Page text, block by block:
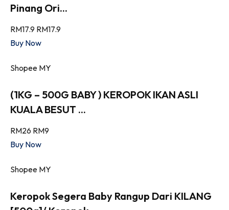
Pinang Ori...
RM17.9 RM17.9
Buy Now
Shopee MY
(1KG – 500G BABY ) KEROPOK IKAN ASLI
KUALA BESUT ...
RM26 RM9
Buy Now
Shopee MY
Keropok Segera Baby Rangup Dari KILANG